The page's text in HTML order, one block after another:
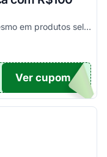
Pegue seu código e aplique agora mesmo em produtos selecionados para garantir seus descontos!
100
Ver cupom